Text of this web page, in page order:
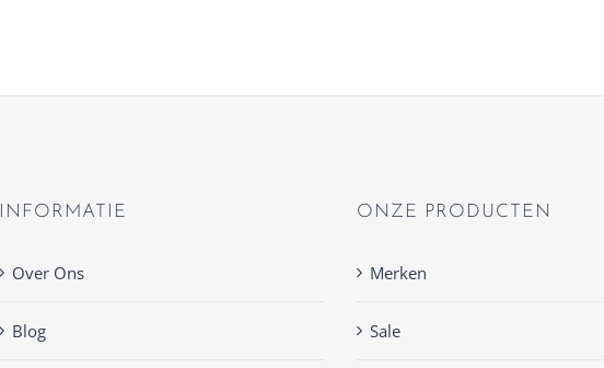
INFORMATIE
Over Ons
Blog
ONZE PRODUCTEN
Merken
Sale